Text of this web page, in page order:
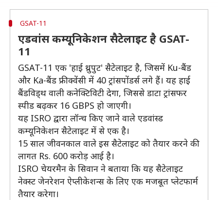
GSAT-11
एडवांस कम्यूनिकेशन सैटेलाइट है GSAT-
11
GSAT-11 एक 'हाई थ्रुपुट' सैटेलाइट है, जिसमें Ku-बैंड
और Ka-बैंड फ्रीक्वेंसी में 40 ट्रांसपोंडर्स लगे हैं। यह हाई
बैंडविड्थ वाली कनेक्टिविटी देगा, जिससे डाटा ट्रांसफर
स्पीड बढ़कर 16 GBPS हो जाएगी।
यह ISRO द्वारा लॉन्च किए जाने वाले एडवांस्ड
कम्यूनिकेशन सैटेलाइट में से एक है।
15 साल जीवनकाल वाले इस सैटेलाइट को तैयार करने की
लागत Rs. 600 करोड़ आई है।
ISRO चेयरमैन के सिवान ने बताया कि यह सैटेलाइट
नेक्स्ट जेनरेशन ऐप्लीकेशन्स के लिए एक मजबूत प्लेटफार्म
तैयार करेगा।